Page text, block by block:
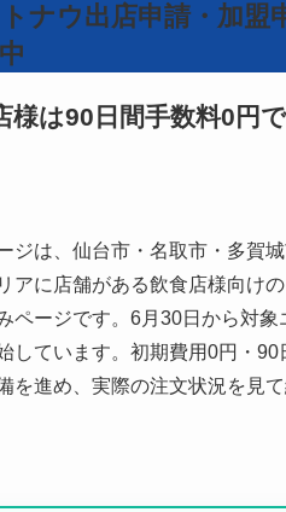
ナウ出店申請・加盟
様は90日間手数料0円
ジは、仙台市・名取市・多賀
アに店舗がある飲食店様向け
ページです。6月30日から対象
しています。初期費用0円・90
を進め、実際の注文状況を見